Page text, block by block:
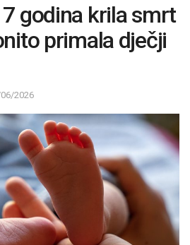
godina krila smrt
primala dječji
2026